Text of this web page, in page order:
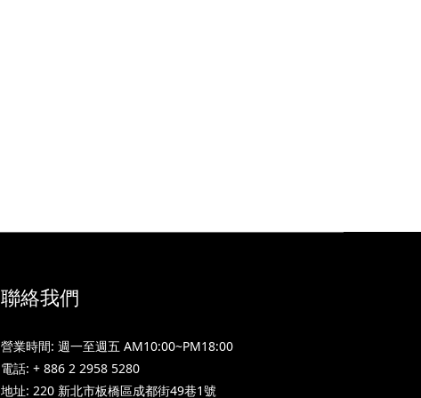
聯絡我們
營業時間: 週一至週五 AM10:00~PM18:00
電話: + 886 2 2958 5280
地址: 220 新北市板橋區成都街49巷1號